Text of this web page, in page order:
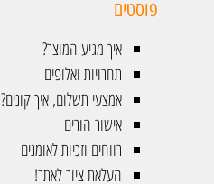
פוסטים
איך מגיע המוצר?
תחרויות ואלופים
אמצעי תשלום, איך קונים?
אישור הורים
רווחים וזכיות לאומנים
העלאת ציור לאתר!